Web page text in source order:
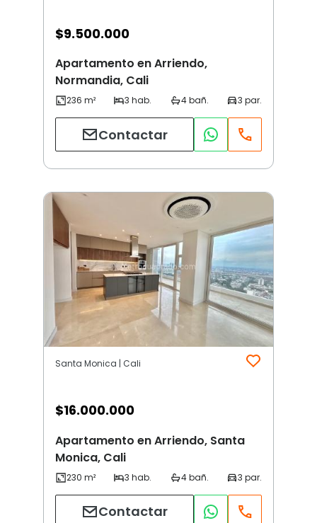
$9.500.000
Apartamento en Arriendo,
Normandia, Cali
Contactar
Santa Monica | Cali
$16.000.000
Apartamento en Arriendo, Santa
Monica, Cali
Contactar